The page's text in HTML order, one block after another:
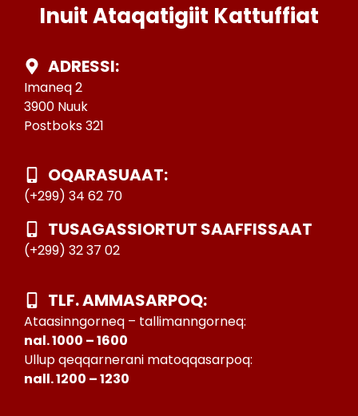
Inuit Ataqatigiit Kattuffiat
ADRESSI:
Imaneq 2
3900 Nuuk
Postboks 321
OQARASUAAT:
(+299) 34 62 70
TUSAGASSIORTUT SAAFFISSAAT
(+299) 32 37 02
TLF. AMMASARPOQ:
Ataasinngorneq – tallimanngorneq:
nal. 1000 – 1600
Ullup qeqqarnerani matoqqasarpoq:
nall. 1200 – 1230